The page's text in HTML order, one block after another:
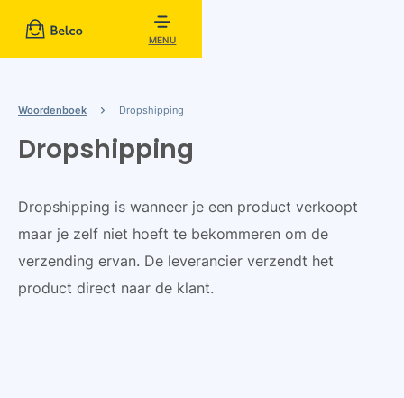
MENU
Woordenboek Dropshipping
Dropshipping
Dropshipping is wanneer je een product verkoopt
maar je zelf niet hoeft te bekommeren om de
verzending ervan. De leverancier verzendt het
product direct naar de klant.